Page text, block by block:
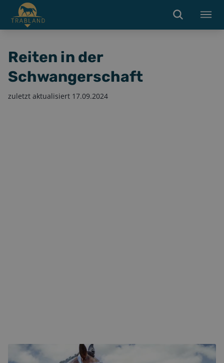
Reiten in der
Schwangerschaft
zuletzt aktualisiert 17.09.2024